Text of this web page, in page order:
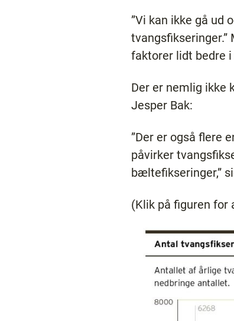
”Vi kan ikke gå ud
faktorer lidt bedre
Der er nemlig ikke
Jesper Bak:
”Der er også flere
påvirker
bæltefikseringer,”
(Klik på figuren for